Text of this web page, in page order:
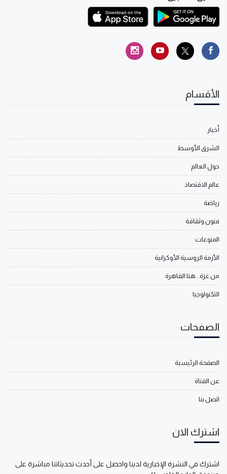
الأقسام
أخبار
الشرق الأوسط
حول العالم
عالم الاقتصاد
رياضة
فنون وثقافة
المنوعات
الأزمة الروسية الأوكرانية
من غزة.. هنا القاهرة
التكنولوجيا
الصفحات
الصفحة الرئيسية
عن القناة
اتصل بنا
اشترك الان
اشترك في النشرة الإخبارية لدينا واحصل على أحدث تحديثاتنا مباشرة على